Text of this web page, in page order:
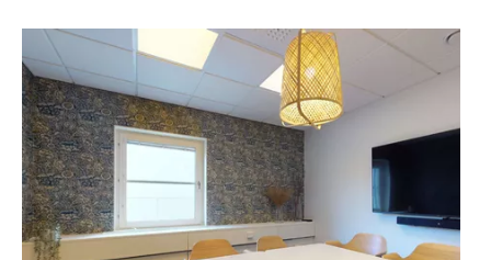
Välkommen till Ramlösa